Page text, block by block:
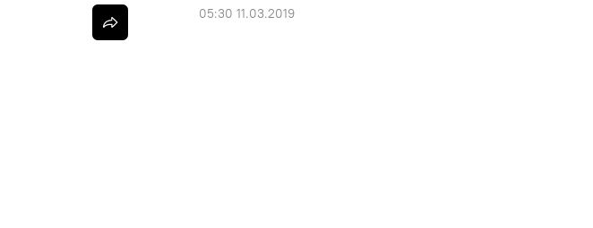
05:30 11.03.2019